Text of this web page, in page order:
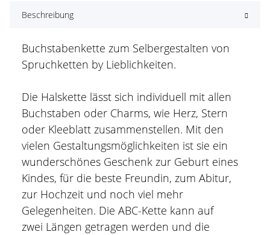
Beschreibung
Buchstabenkette zum Selbergestalten von
Spruchketten by Lieblichkeiten.
Die Halskette lässt sich individuell mit allen
Buchstaben oder Charms, wie Herz, Stern
oder Kleeblatt zusammenstellen. Mit den
vielen Gestaltungsmöglichkeiten ist sie ein
wunderschönes Geschenk zur Geburt eines
Kindes, für die beste Freundin, zum Abitur,
zur Hochzeit und noch viel mehr
Gelegenheiten. Die ABC-Kette kann auf
zwei Längen getragen werden und die